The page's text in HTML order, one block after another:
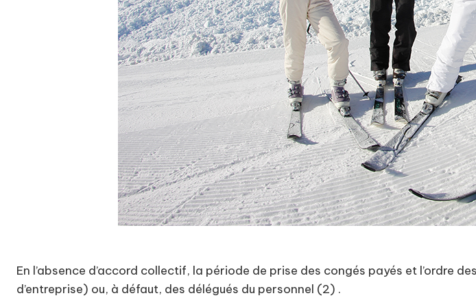
En l’absence d’accord collectif, la période de prise des congés payés et l’ordre
d’entreprise) ou, à défaut, des délégués du personnel (2) .